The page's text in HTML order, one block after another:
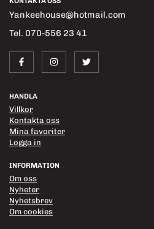
Yankeehouse@hotmail.com
Tel. 070-556 23 41
HANDLA
Villkor
Kontakta oss
Mina favoriter
Logga in
INFORMATION
Om oss
Nyheter
Nyhetsbrev
Om cookies